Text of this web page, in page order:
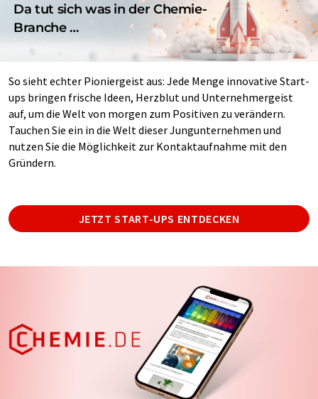
Da tut sich was in der Chemie-
Branche …
So sieht echter Pioniergeist aus: Jede Menge innovative Start-
ups bringen frische Ideen, Herzblut und Unternehmergeist
auf, um die Welt von morgen zum Positiven zu verändern.
Tauchen Sie ein in die Welt dieser Jungunternehmen und
nutzen Sie die Möglichkeit zur Kontaktaufnahme mit den
Gründern.
JETZT START-UPS ENTDECKEN